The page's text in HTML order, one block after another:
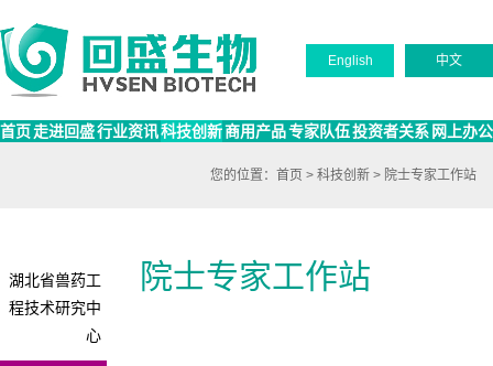
English 中文
首页走进回盛行业资讯科技创新商用产品专家队伍投资者关系 网上办公
您的位置： 首页 > 科技创新 > 院士专家工作站
湖北省兽药工
程技术研究中
心
院士专家工作站